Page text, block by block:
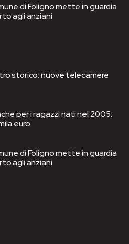
di Foligno mette in guardia
agli anziani
storico: nuove telecamere
per i ragazzi nati nel 2005:
euro
di Foligno mette in guardia
agli anziani